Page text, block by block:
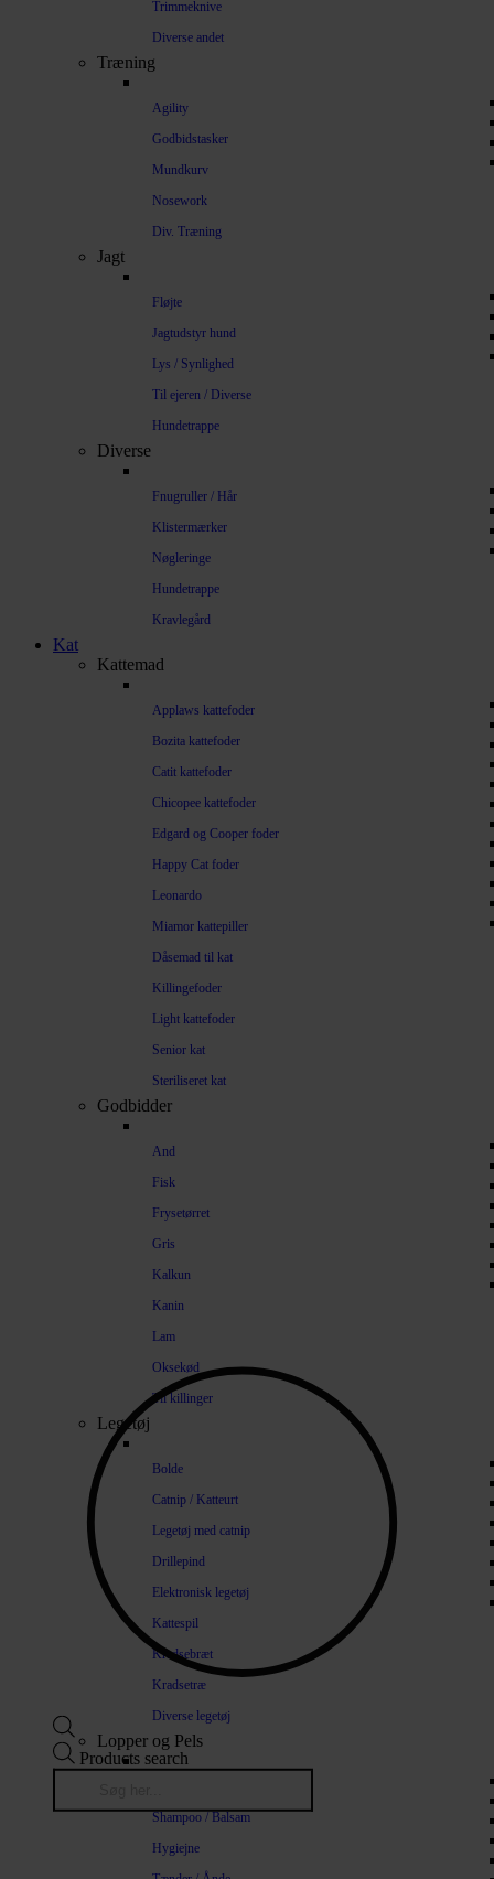
Trimmeknive
Diverse andet
Træning
Agility
Godbidstasker
Mundkurv
Nosework
Div. Træning
Jagt
Fløjte
Jagtudstyr hund
Lys / Synlighed
Til ejeren / Diverse
Hundetrappe
Diverse
Fnugruller / Hår
Klistermærker
Nøgleringe
Hundetrappe
Kravlegård
Kat
Kattemad
Applaws kattefoder
Bozita kattefoder
Catit kattefoder
Chicopee kattefoder
Edgard og Cooper foder
Happy Cat foder
Leonardo
Miamor kattepiller
Dåsemad til kat
Killingefoder
Light kattefoder
Senior kat
Steriliseret kat
Godbidder
And
Fisk
Frysetørret
Gris
Kalkun
Kanin
Lam
Oksekød
Til killinger
Legetøj
Bolde
Catnip / Katteurt
Legetøj med catnip
Drillepind
Elektronisk legetøj
Kattespil
Kradsebræt
Kradsetræ
Diverse legetøj
Lopper og Pels
Shampoo / Balsam
Hygiejne
Products search